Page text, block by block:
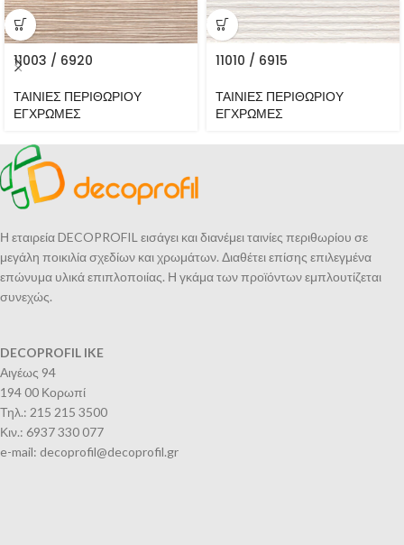
11003 / 6920
ΤΑΙΝΙΕΣ ΠΕΡΙΘΩΡΙΟΥ
ΕΓΧΡΩΜΕΣ
11010 / 6915
ΤΑΙΝΙΕΣ ΠΕΡΙΘΩΡΙΟΥ
ΕΓΧΡΩΜΕΣ
Η εταιρεία DECOPROFIL εισάγει και διανέμει ταινίες περιθωρίου σε
μεγάλη ποικιλία σχεδίων και χρωμάτων. Διαθέτει επίσης επιλεγμένα
επώνυμα υλικά επιπλοποιίας. Η γκάμα των προϊόντων εμπλουτίζεται
συνεχώς.
DECOPROFIL IKE
Αιγέως 94
194 00 Κορωπί
Τηλ.: 215 215 3500
Κιν.: 6937 330 077
e-mail: decoprofil@decoprofil.gr